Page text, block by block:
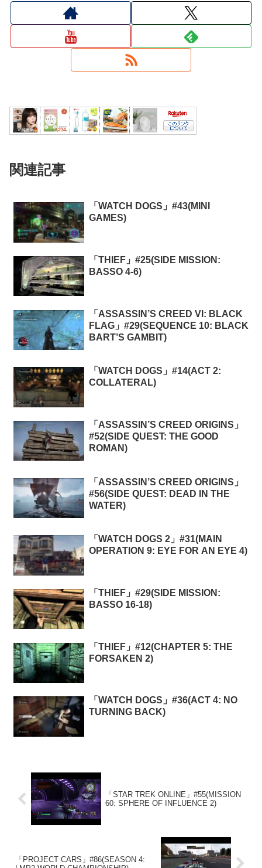
関連記事
「WATCH DOGS」#43(MINI
GAMES)
「THIEF」#25(SIDE MISSION:
BASSO 4-6)
「ASSASSIN’S CREED VI: BLACK
FLAG」#29(SEQUENCE 10: BLACK
BART’S GAMBIT)
「WATCH DOGS」#14(ACT 2:
COLLATERAL)
「ASSASSIN’S CREED ORIGINS」
#52(SIDE QUEST: THE GOOD
ROMAN)
「ASSASSIN’S CREED ORIGINS」
#56(SIDE QUEST: DEAD IN THE
WATER)
「WATCH DOGS 2」#31(MAIN
OPERATION 9: EYE FOR AN EYE 4)
「THIEF」#29(SIDE MISSION:
BASSO 16-18)
「THIEF」#12(CHAPTER 5: THE
FORSAKEN 2)
「WATCH DOGS」#36(ACT 4: NO
TURNING BACK)
「STAR TREK ONLINE」#55(MISSION
60: SPHERE OF INFLUENCE 2)
「PROJECT CARS」#86(SEASON 4: